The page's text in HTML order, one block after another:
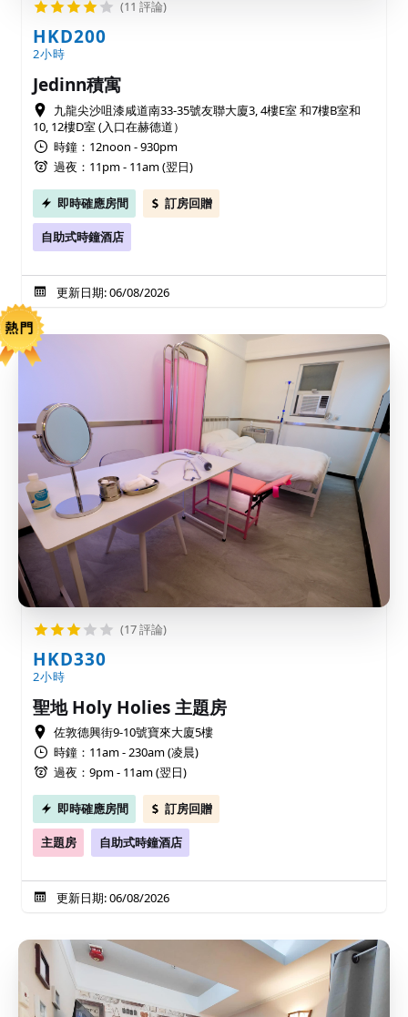
(11 評論)
HKD200
2小時
Jedinn積寓
九龍尖沙咀漆咸道南33-35號友聯大廈3, 4樓E室 和7樓B室和
10, 12樓D室 (入口在赫德道）
時鐘：12noon - 930pm
過夜：11pm - 11am (翌日)
即時確應房間 訂房回贈
自助式時鐘酒店
更新日期: 06/08/2026
(17 評論)
HKD330
2小時
聖地 Holy Holies 主題房
佐敦德興街9-10號寶來大廈5樓
時鐘：11am - 230am (凌晨)
過夜：9pm - 11am (翌日)
即時確應房間 訂房回贈
主題房 自助式時鐘酒店
更新日期: 06/08/2026